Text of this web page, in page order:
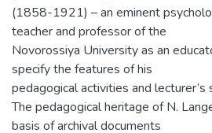
(1858-1921) – an eminent
teacher and professor of the
Novorossiya University as an
specify the features of his
pedagogical activities and lecturer’s
The pedagogical heritage of N.
basis of archival documents